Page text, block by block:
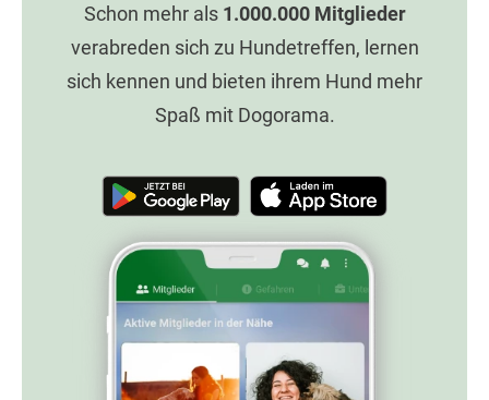
Schon mehr als 1.000.000Mitglieder
verabreden sich zu Hundetreffen, lernen
sich kennen und bieten ihrem Hund mehr
Spaß mit Dogorama.